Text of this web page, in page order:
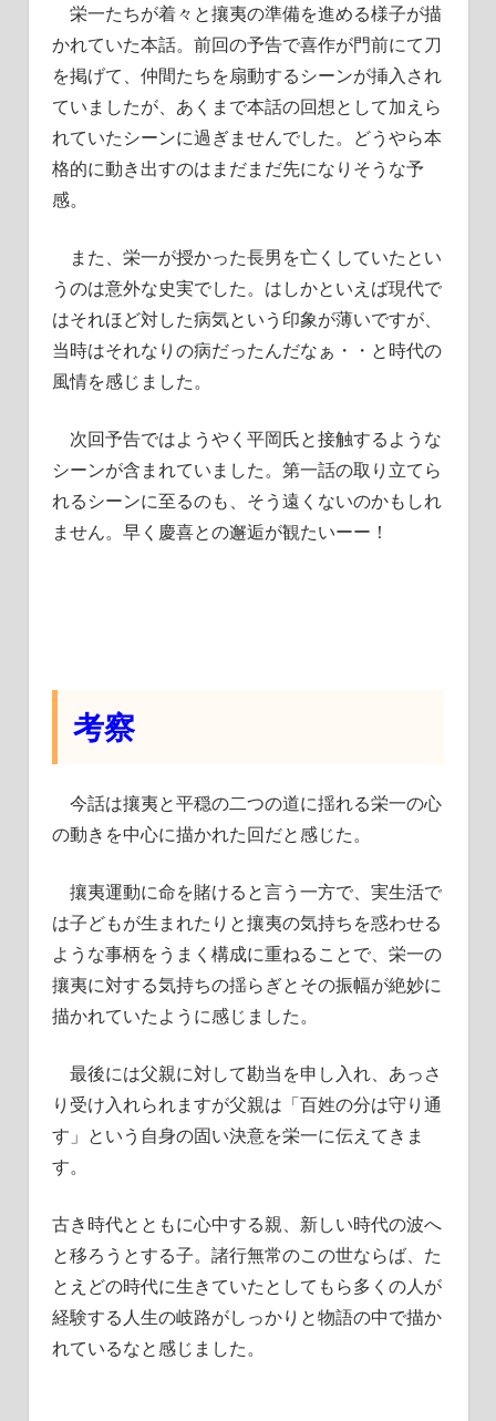
栄一たちが着々と攘夷の準備を進める様子が描
かれていた本話。前回の予告で喜作が門前にて刀
を掲げて、仲間たちを扇動するシーンが挿入され
ていましたが、あくまで本話の回想として加えら
れていたシーンに過ぎませんでした。どうやら本
格的に動き出すのはまだまだ先になりそうな予
感。
また、栄一が授かった長男を亡くしていたとい
うのは意外な史実でした。はしかといえば現代で
はそれほど対した病気という印象が薄いですが、
当時はそれなりの病だったんだなぁ・・と時代の
風情を感じました。
次回予告ではようやく平岡氏と接触するような
シーンが含まれていました。第一話の取り立てら
れるシーンに至るのも、そう遠くないのかもしれ
ません。早く慶喜との邂逅が観たいーー！
考察
今話は攘夷と平穏の二つの道に揺れる栄一の心
の動きを中心に描かれた回だと感じた。
攘夷運動に命を賭けると言う一方で、実生活で
は子どもが生まれたりと攘夷の気持ちを惑わせる
ような事柄をうまく構成に重ねることで、栄一の
攘夷に対する気持ちの揺らぎとその振幅が絶妙に
描かれていたように感じました。
最後には父親に対して勘当を申し入れ、あっさ
り受け入れられますが父親は「百姓の分は守り通
す」という自身の固い決意を栄一に伝えてきま
す。
古き時代とともに心中する親、新しい時代の波へ
と移ろうとする子。諸行無常のこの世ならば、た
とえどの時代に生きていたとしてもら多くの人が
経験する人生の岐路がしっかりと物語の中で描か
れているなと感じました。